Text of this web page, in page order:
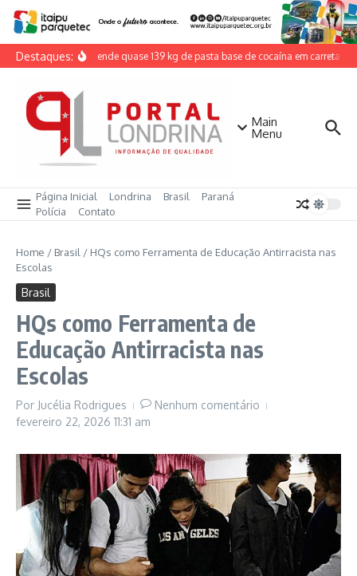
Ir para o conteúdo
Destaques:PRF apreende quase 139 kg de pasta base de cocaína em carreta na
Main
Menu
Página Inicial Londrina Brasil
Paraná
Polícia
Contato
Home / Brasil / HQs como Ferramenta de Educação Antirracista nas
Escolas
Brasil
HQs como Ferramenta de
Educação Antirracista nas
Escolas
Por Jucélia Rodrigues
Nenhum comentário
fevereiro 22, 2026 11:31 am